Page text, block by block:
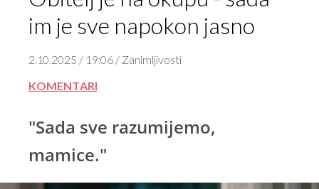
im je sve napokon jasno
2.10.2025 / 19:06 / Zanimljivosti
KOMENTARI
"Sada sve razumijemo,
mamice."